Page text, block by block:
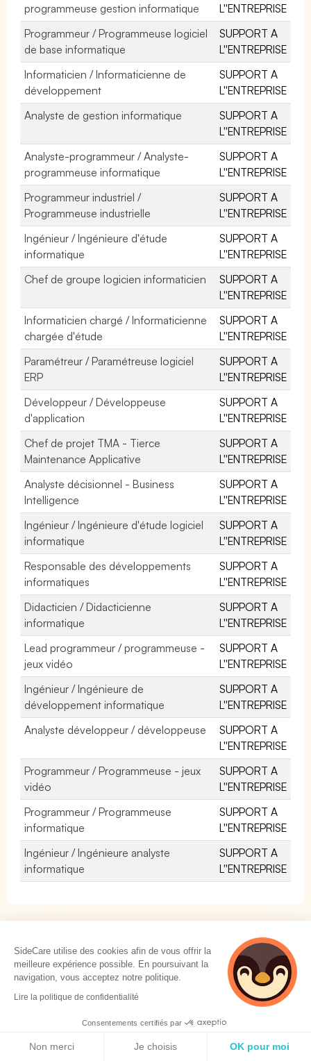
programmeuse gestion informatique
L''ENTREPRISE
Programmeur / Programmeuse logiciel
de base informatique
SUPPORT A
L''ENTREPRISE
Informaticien / Informaticienne de
développement
SUPPORT A
L''ENTREPRISE
Analyste de gestion informatique
SUPPORT A
L''ENTREPRISE
Analyste-programmeur / Analyste-
programmeuse informatique
SUPPORT A
L''ENTREPRISE
Programmeur industriel /
Programmeuse industrielle
SUPPORT A
L''ENTREPRISE
Ingénieur / Ingénieure d'étude
informatique
SUPPORT A
L''ENTREPRISE
Chef de groupe logicien informaticien
SUPPORT A
L''ENTREPRISE
Informaticien chargé / Informaticienne
chargée d'étude
SUPPORT A
L''ENTREPRISE
Paramétreur / Paramétreuse logiciel
ERP
SUPPORT A
L''ENTREPRISE
Développeur / Développeuse
d'application
SUPPORT A
L''ENTREPRISE
Chef de projet TMA - Tierce
Maintenance Applicative
SUPPORT A
L''ENTREPRISE
Analyste décisionnel - Business
Intelligence
SUPPORT A
L''ENTREPRISE
Ingénieur / Ingénieure d'étude logiciel
informatique
SUPPORT A
L''ENTREPRISE
Responsable des développements
informatiques
SUPPORT A
L''ENTREPRISE
Didacticien / Didacticienne
informatique
SUPPORT A
L''ENTREPRISE
Lead programmeur / programmeuse -
jeux vidéo
SUPPORT A
L''ENTREPRISE
Ingénieur / Ingénieure de
développement informatique
SUPPORT A
L''ENTREPRISE
Analyste développeur / développeuse
SUPPORT A
L''ENTREPRISE
Programmeur / Programmeuse - jeux
vidéo
SUPPORT A
L''ENTREPRISE
Programmeur / Programmeuse
informatique
SUPPORT A
L''ENTREPRISE
Ingénieur / Ingénieure analyste
informatique
SUPPORT A
L''ENTREPRISE
SOLUTIONS
Mutuelle Collective
Prévoyance Collective
Mutuelle TNS
SideCare utilise des cookies afin de vous offrir la
meilleure expérience possible. En poursuivant la
navigation, vous acceptez notre politique.
Lire la politique de confidentialité
Consentements certifiés par
Non merci Je choisis OK pour moi
4 personnes
consultent
actuellement cette